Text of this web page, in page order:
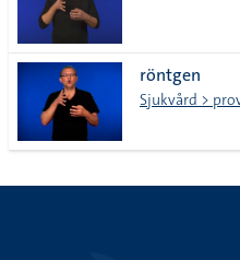
röntgen
Sjukvård >